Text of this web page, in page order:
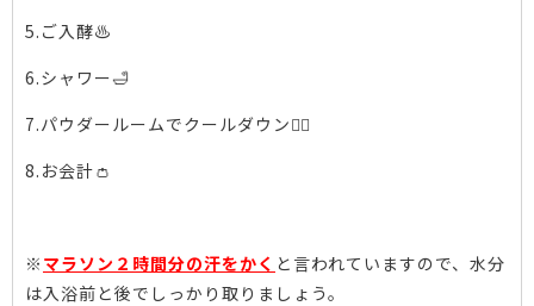
5.ご入酵♨️
6.シャワー🛁
7.パウダールームでクールダウン🧖‍♀️
8.お会計👛
※ マラソン２時間分の汗をかく と言われていますので、水分
は入浴前と後でしっかり取りましょう。